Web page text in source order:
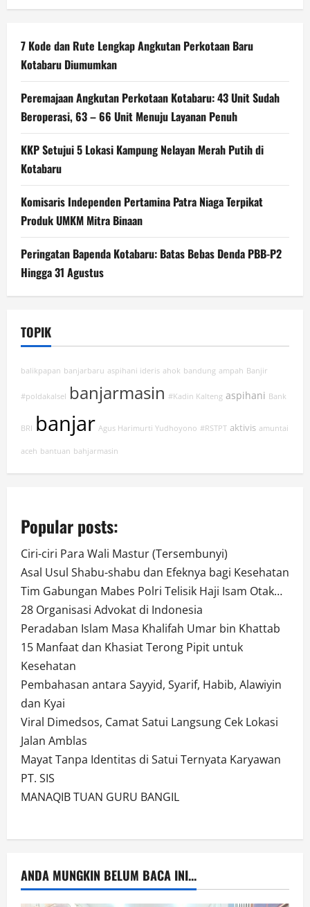
7 Kode dan Rute Lengkap Angkutan Perkotaan Baru
Kotabaru Diumumkan
Peremajaan Angkutan Perkotaan Kotabaru: 43 Unit Sudah
Beroperasi, 63 – 66 Unit Menuju Layanan Penuh
KKP Setujui 5 Lokasi Kampung Nelayan Merah Putih di
Kotabaru
Komisaris Independen Pertamina Patra Niaga Terpikat
Produk UMKM Mitra Binaan
Peringatan Bapenda Kotabaru: Batas Bebas Denda PBB-P2
Hingga 31 Agustus
TOPIK
balikpapan banjarbaru aspihani ideris ahok bandung ampah Banjir
#poldakalsel banjarmasin #Kadin Kalteng aspihani Bank
BRI banjar Agus Harimurti Yudhoyono #RSTPT aktivis amuntai
aceh bantuan bahjarmasin
Popular posts:
Ciri-ciri Para Wali Mastur (Tersembunyi)
Asal Usul Shabu-shabu dan Efeknya bagi Kesehatan
Tim Gabungan Mabes Polri Telisik Haji Isam Otak…
28 Organisasi Advokat di Indonesia
Peradaban Islam Masa Khalifah Umar bin Khattab
15 Manfaat dan Khasiat Terong Pipit untuk
Kesehatan
Pembahasan antara Sayyid, Syarif, Habib, Alawiyin
dan Kyai
Viral Dimedsos, Camat Satui Langsung Cek Lokasi
Jalan Amblas
Mayat Tanpa Identitas di Satui Ternyata Karyawan
PT. SIS
MANAQIB TUAN GURU BANGIL
ANDA MUNGKIN BELUM BACA INI...